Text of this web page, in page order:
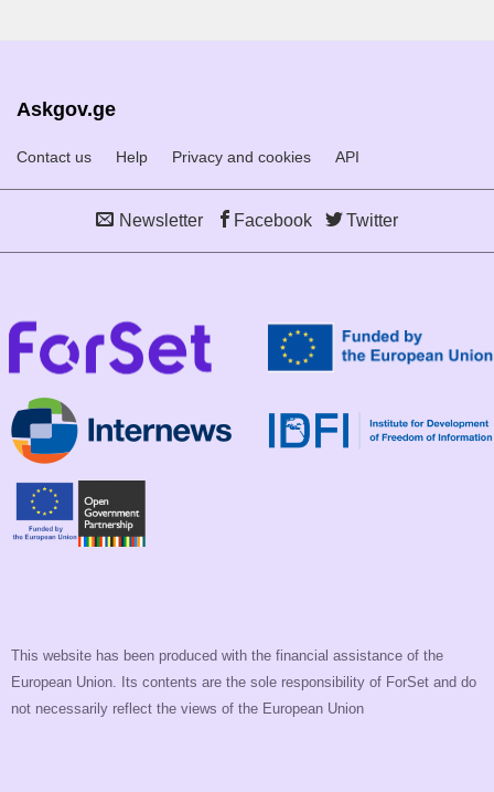
Askgov.ge
Contact us Help Privacy and cookies API
Newsletter Facebook Twitter
This website has been produced with the financial assistance of the
European Union. Its contents are the sole responsibility of ForSet and do
not necessarily reflect the views of the European Union